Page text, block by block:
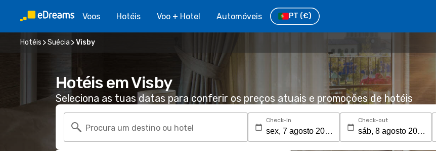
Voos Hotéis Voo + Hotel Automóveis PT (€)
Hotéis Suécia Visby
Hotéis em Visby
Seleciona as tuas datas para conferir os preços atuais e promoções de hotéis
Procura um destino ou hotel
Check-in Check-out